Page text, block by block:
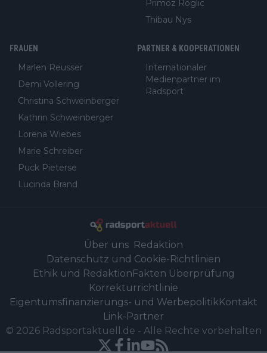
Primoz Roglic
Thibau Nys
FRAUEN
Marlen Reusser
Demi Vollering
Christina Schweinberger
Kathrin Schweinberger
Lorena Wiebes
Marie Schreiber
Puck Pieterse
Lucinda Brand
PARTNER & KOOPERATIONEN
Internationaler
Medienpartner im
Radsport
Über uns Redaktion
Datenschutz und Cookie-Richtlinien
Ethik und Redaktion Fakten Überprüfung
Korrekturrichtlinie
Eigentumsfinanzierungs- und WerbepolitikKontakt
Link-Partner
© 2026 Radsportaktuell.de - Alle Rechte vorbehalten